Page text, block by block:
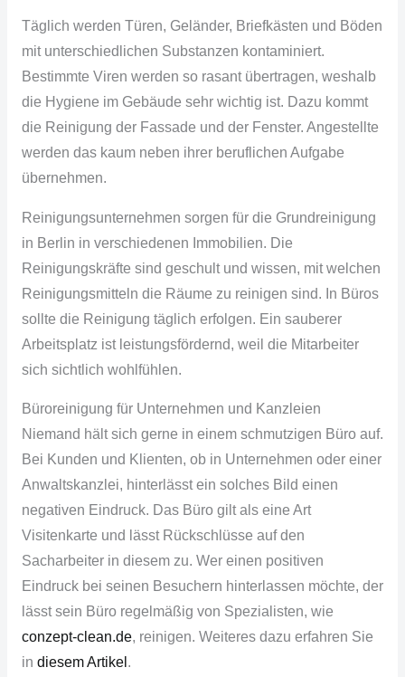
Täglich werden Türen, Geländer, Briefkästen und Böden
mit unterschiedlichen Substanzen kontaminiert.
Bestimmte Viren werden so rasant übertragen, weshalb
die Hygiene im Gebäude sehr wichtig ist. Dazu kommt
die Reinigung der Fassade und der Fenster. Angestellte
werden das kaum neben ihrer beruflichen Aufgabe
übernehmen.
Reinigungsunternehmen sorgen für die Grundreinigung
in Berlin in verschiedenen Immobilien. Die
Reinigungskräfte sind geschult und wissen, mit welchen
Reinigungsmitteln die Räume zu reinigen sind. In Büros
sollte die Reinigung täglich erfolgen. Ein sauberer
Arbeitsplatz ist leistungsfördernd, weil die Mitarbeiter
sich sichtlich wohlfühlen.
Büroreinigung für Unternehmen und Kanzleien
Niemand hält sich gerne in einem schmutzigen Büro auf.
Bei Kunden und Klienten, ob in Unternehmen oder einer
Anwaltskanzlei, hinterlässt ein solches Bild einen
negativen Eindruck. Das Büro gilt als eine Art
Visitenkarte und lässt Rückschlüsse auf den
Sacharbeiterin diesem zu. Wer einen positiven
Eindruck bei seinen Besuchern hinterlassen möchte, der
lässt sein Büro regelmäßig von Spezialisten, wie
conzept-clean.de, reinigen. Weiteres dazu erfahren Sie
in diesem Artikel .